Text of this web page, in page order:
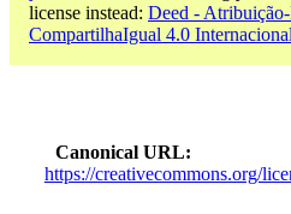
license instead: Deed -
CompartilhaIgual 4.0 Internacional
Canonical URL
https://creativecommons.org/